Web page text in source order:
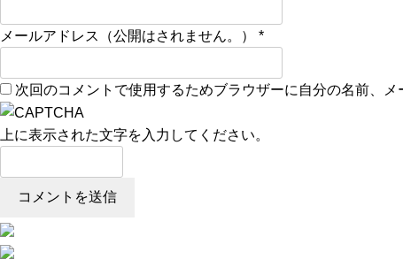
メールアドレス（公開はされません。） *
次回のコメントで使用するためブラウザーに自分の名前、メ
上に表示された文字を入力してください。